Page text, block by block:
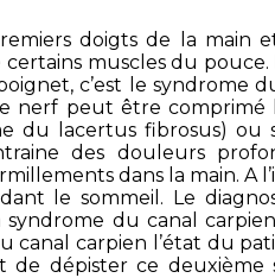
doigts de la main
certains muscles du
c’est le syndrome
nerf peut être comprimé
du lacertus fibrosus) ou
des douleurs
dans la main. A
le sommeil. Le
du canal
canal carpien l’état du
de dépister ce deuxième